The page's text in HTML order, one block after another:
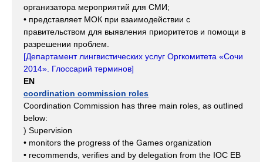
организатора мероприятий для СМИ;
• представляет МОК при взаимодействии с
правительством для выявления приоритетов и помощи в
разрешении проблем.
[Департамент лингвистических услуг Оргкомитета «Сочи
2014». Глоссарий терминов]
EN
coordination commission roles
Coordination Commission has three main roles, as outlined
below:
) Supervision
• monitors the progress of the Games organization
• recommends, verifies and by delegation from the IOC EB